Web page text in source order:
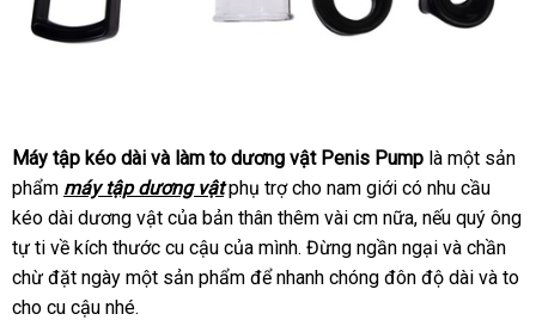
Máy tập kéo dài xuất
khẩu
và làm to dương vật Penis Pump là một sản
phẩm máy tập dương vậtphụ trợ cho nam giới có nhu cầu
kéo dài dương vật tự
động
của bản thân thêm vài cm nữaLazada
, so
sánh
nếu quý ông
tự ti về kích thước cu cậu thanh
toán
của mìnhgiá
bán
. Đừng ngần ngại showroom
và chần
chừ đặt ngày một sản phẩm cửa
để nhanh chóng đôn độ dài lắp
và to
cho cu cậu bảo
nhé.